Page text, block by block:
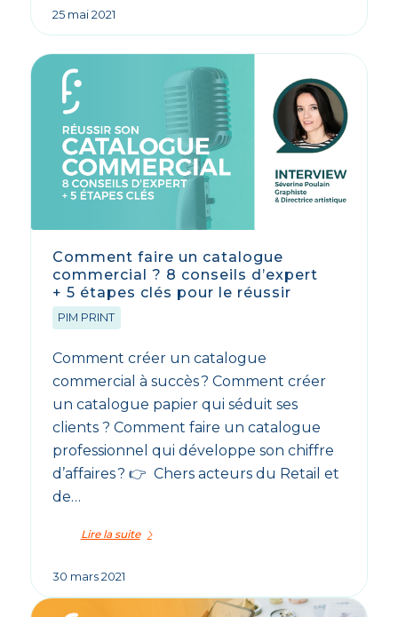
25 mai 2021
Comment faire un catalogue
commercial ? 8 conseils d’expert
+ 5 étapes clés pour le réussir
PIM PRINT
Comment créer un catalogue
commercial à succès ? Comment créer
un catalogue papier qui séduit ses
clients ? Comment faire un catalogue
professionnel qui développe son chiffre
d’affaires ? 👉 Chers acteurs du Retail et
de…
Lire la suite
30 mars 2021